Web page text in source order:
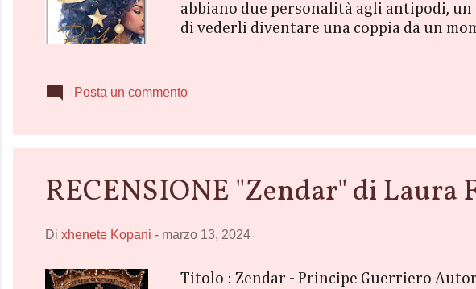
abbiano due personalità agli antipodi,
di vederli diventare una coppia da un
siede con lei in mensa per non lasciarla
Posta un commento
RECENSIONE "Zendar" di Laura
Di xhenete Kopani - marzo 13, 2024
Titolo : Zendar - Principe Guerriero